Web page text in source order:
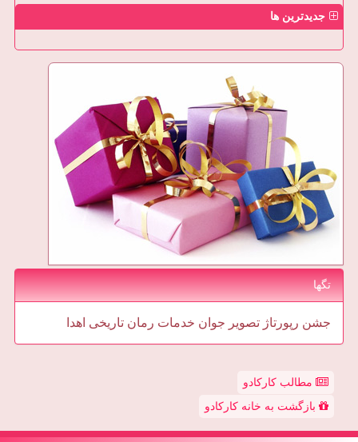
جدیدترین ها
تگها
جشن رپورتاژ تصویر جوان خدمات رمان تاریخی اهدا
مطالب کارکادو
بازگشت به خانه کارکادو